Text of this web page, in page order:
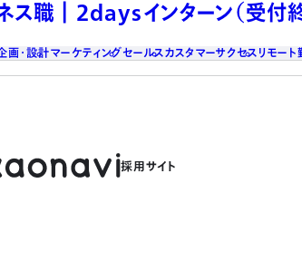
ネス職┃2daysインターン（受付
画・設計マーケティングセールスカスタマーサクセス リモー